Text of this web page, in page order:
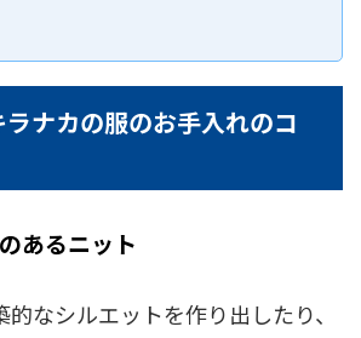
ナカの服のお手入れのコ
あるニット
なシルエットを作り出したり、